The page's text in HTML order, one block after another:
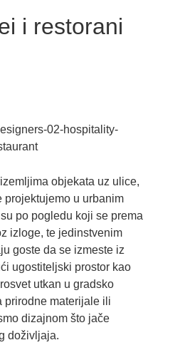
i restorani
objekata uz ulice,
projektujemo u urbanim
po pogledu koji se prema
izloge, te jedinstvenim
goste da se izmeste iz
ugostiteljski prostor kao
utkan u gradsko
prirodne materijale ili
dizajnom što jače
doživljaja.